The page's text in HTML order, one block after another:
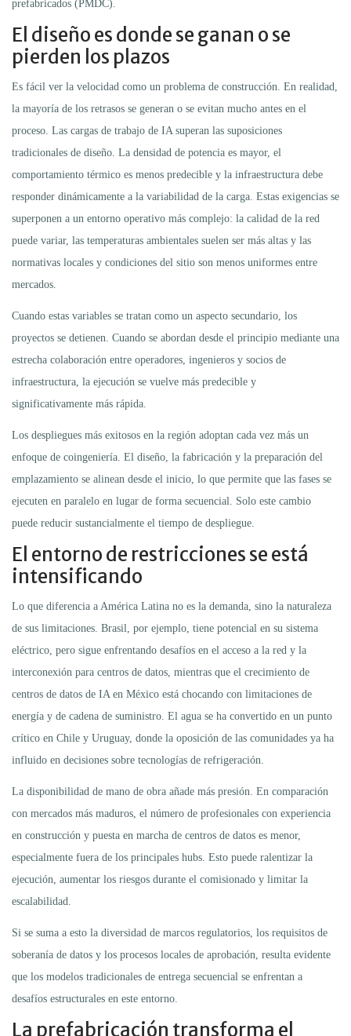
prefabricados (PMDC).
El diseño es donde se ganan o se
pierden los plazos
Es fácil ver la velocidad como un problema de construcción. En realidad,
la mayoría de los retrasos se generan o se evitan mucho antes en el
proceso. Las cargas de trabajo de IA superan las suposiciones
tradicionales de diseño. La densidad de potencia es mayor, el
comportamiento térmico es menos predecible y la infraestructura debe
responder dinámicamente a la variabilidad de la carga. Estas exigencias se
superponen a un entorno operativo más complejo: la calidad de la red
puede variar, las temperaturas ambientales suelen ser más altas y las
normativas locales y condiciones del sitio son menos uniformes entre
mercados.
Cuando estas variables se tratan como un aspecto secundario, los
proyectos se detienen. Cuando se abordan desde el principio mediante una
estrecha colaboración entre operadores, ingenieros y socios de
infraestructura, la ejecución se vuelve más predecible y
significativamente más rápida.
Los despliegues más exitosos en la región adoptan cada vez más un
enfoque de coingeniería. El diseño, la fabricación y la preparación del
emplazamiento se alinean desde el inicio, lo que permite que las fases se
ejecuten en paralelo en lugar de forma secuencial. Solo este cambio
puede reducir sustancialmente el tiempo de despliegue.
El entorno de restricciones se está
intensificando
Lo que diferencia a América Latina no es la demanda, sino la naturaleza
de sus limitaciones. Brasil, por ejemplo, tiene potencial en su sistema
eléctrico, pero sigue enfrentando desafíos en el acceso a la red y la
interconexión para centros de datos, mientras que el crecimiento de
centros de datos de IA en México está chocando con limitaciones de
energía y de cadena de suministro. El agua se ha convertido en un punto
crítico en Chile y Uruguay, donde la oposición de las comunidades ya ha
influido en decisiones sobre tecnologías de refrigeración.
La disponibilidad de mano de obra añade más presión. En comparación
con mercados más maduros, el número de profesionales con experiencia
en construcción y puesta en marcha de centros de datos es menor,
especialmente fuera de los principales hubs. Esto puede ralentizar la
ejecución, aumentar los riesgos durante el comisionado y limitar la
escalabilidad.
Si se suma a esto la diversidad de marcos regulatorios, los requisitos de
soberanía de datos y los procesos locales de aprobación, resulta evidente
que los modelos tradicionales de entrega secuencial se enfrentan a
desafíos estructurales en este entorno.
La prefabricación transforma el